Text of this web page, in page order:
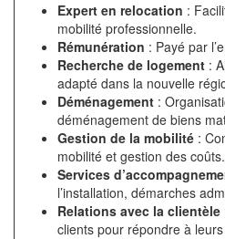
Expert en relocation :
mobilité professionnelle.
Rémunération : Payé par
Recherche de logement :
adapté dans la nouvelle
Déménagement :
déménagement de biens
Gestion de la mobilité :
mobilité et gestion des coûts.
Services
l’installation, démarches
Relations avec la clientèle
clients pour répondre à